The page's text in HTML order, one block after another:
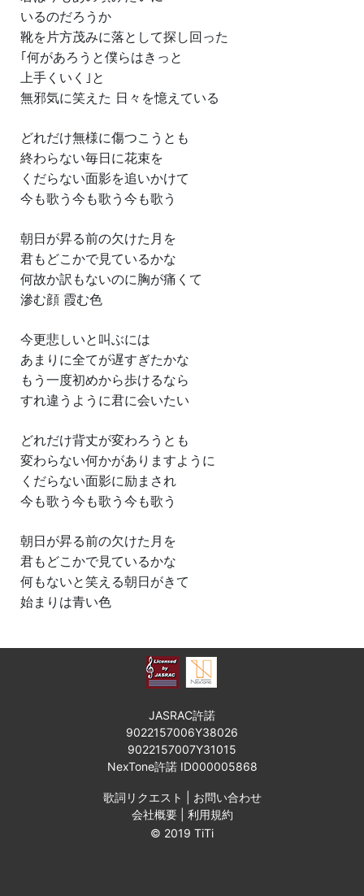
いるのだろうか
靴を片方茂みに落として探し回った
｢何があろうと僕らはきっと
上手くいく｣と
無邪気に笑えた 日々を憶えている
どれだけ無様に傷つこうとも
終わらない毎日に花束を
くだらない面影を追いかけて
今も歌う今も歌う今も歌う
朝日が昇る前の欠けた月を
君もどこかで見ているかな
何故か訳もないのに胸が痛くて
滲む顔 霞む色
今更悲しいと叫ぶには
あまりに全てが遅すぎたかな
もう一度初めから歩けるなら
すれ違うように君に会いたい
どれだけ背丈が変わろうとも
変わらない何かがありますように
くだらない面影に励まされ
今も歌う今も歌う今も歌う
朝日が昇る前の欠けた月を
君もどこかで見ているかな
何もないと笑える朝日がきて
始まりは青い色
JASRAC許諾
9022157006Y38026
9022157007Y31015
NexTone許諾 ID000005868
歌詞リクエスト
お問い合わせ
会社概要| 利用規約
© 2019 TiTi